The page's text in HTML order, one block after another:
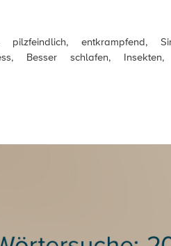
pilzfeindlich, entkrampfend,
Besser schlafen, Insekten,